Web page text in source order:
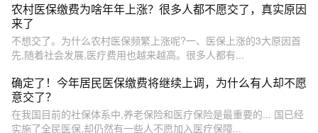
农村医保缴费为啥年年上涨？很多人都不愿交了，真实原因
来了
不想交了。为什么农村医保频繁上涨呢?一、医保上涨的3大原因首
先,随着社会发展,医疗费用也越来越高。很多人都有...
确定了！今年居民医保缴费将继续上调，为什么有人却不愿
意交了？
在我国目前的社保体系中,养老保险和医疗保险是最重要的... 国已经
实施了全民医保,却仍然有一些人不愿加入医疗保障...